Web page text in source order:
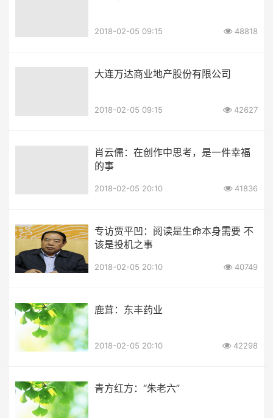
2018-02-05 09:15 48818
大连万达商业地产股份有限公司
2018-02-05 09:15 42627
肖云儒：在创作中思考，是一件幸福
的事
2018-02-05 20:10 41836
专访贾平凹：阅读是生命本身需要 不
该是投机之事
2018-02-05 20:10 40749
鹿茸：东丰药业
2018-02-05 20:10 42298
青方红方：“朱老六”